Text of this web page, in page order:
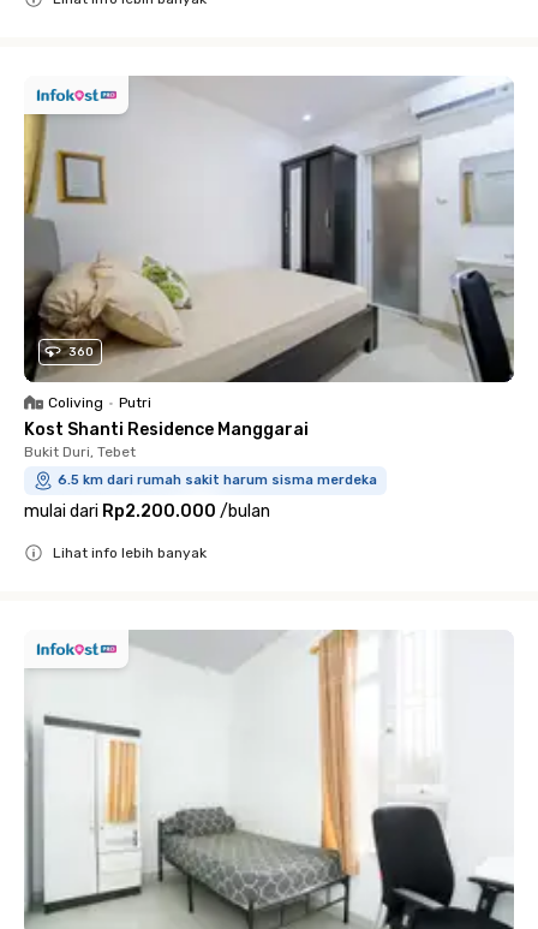
360
Coliving • Putri
Kost Shanti Residence Manggarai
Bukit Duri, Tebet
6.5 km dari rumah sakit harum sisma merdeka
mulai dari Rp2.200.000 /bulan
Lihat info lebih banyak